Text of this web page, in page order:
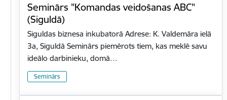
Seminārs "Komandas veidošanas ABC"
(Siguldā)
Siguldas biznesa inkubatorā Adrese: K. Valdemāra ielā
3a, Siguldā Seminārs piemērots tiem, kas meklē savu
ideālo darbinieku, domā…
Seminārs